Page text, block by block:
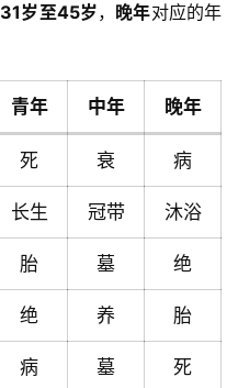
31岁至45岁， 晚年对应的年
青年 中年 晚年
死 衰 病
长生 冠带 沐浴
胎 墓 绝
绝 养 胎
病 墓 死